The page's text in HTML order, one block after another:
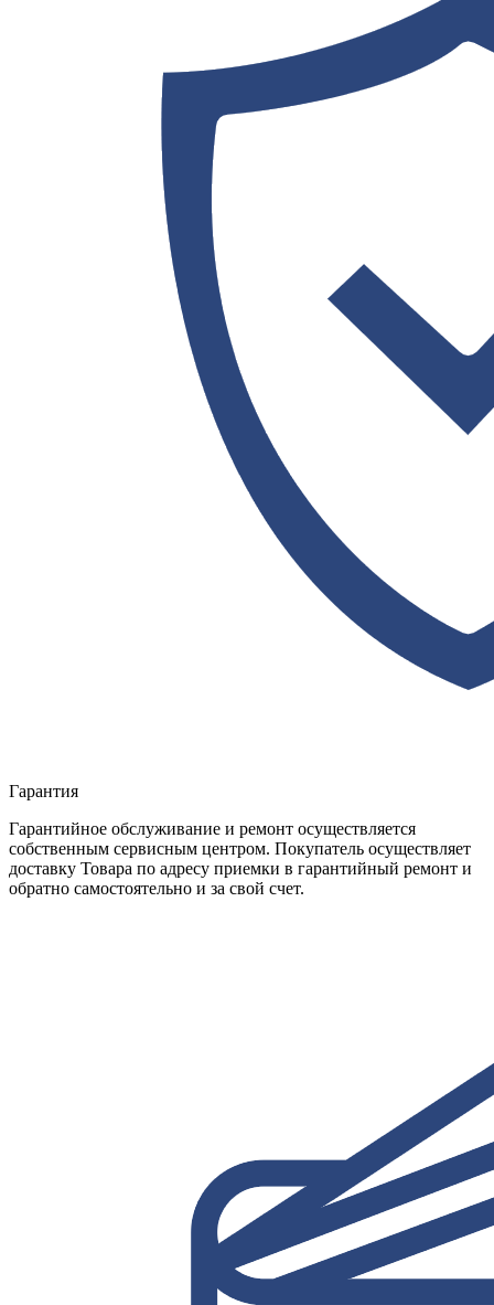
Гарантия
Гарантийное обслуживание и ремонт осуществляется
собственным сервисным центром. Покупатель осуществляет
доставку Товара по адресу приемки в гарантийный ремонт и
обратно самостоятельно и за свой счет.